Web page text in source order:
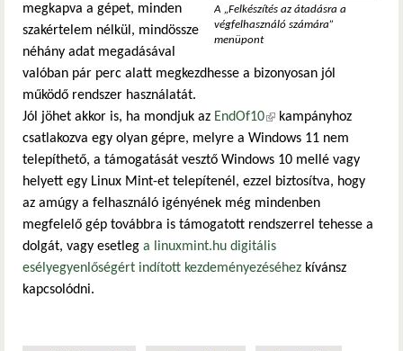
A „Felkészítés az átadásra a
végfelhasználó számára”
menüpont
megkapva a gépet, minden
szakértelem nélkül, mindössze
néhány adat megadásával
valóban pár perc alatt megkezdhesse a bizonyosan jól
működő rendszer használatát.
Jól jöhet akkor is, ha mondjuk az EndOf10(külső hivatkozás)
kampányhoz
csatlakozva egy olyan gépre, melyre a Windows 11 nem
telepíthető, a támogatását vesztő Windows 10 mellé vagy
helyett egy Linux Mint-et telepítenél, ezzel biztosítva, hogy
az amúgy a felhasználó igényének még mindenben
megfelelő gép továbbra is támogatott rendszerrel tehesse a
dolgát, vagy esetleg a linuxmint.hu digitális
esélyegyenlőségért indított kezdeményezéséhez kívánsz
kapcsolódni.